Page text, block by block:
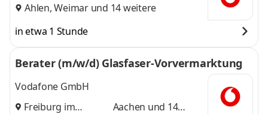
Ahlen,Weimarund 14 weitere
in etwa 1 Stunde
Berater (m/w/d) Glasfaser-Vorvermarktung
Vodafone GmbH
Freiburg im
Aachen und 14